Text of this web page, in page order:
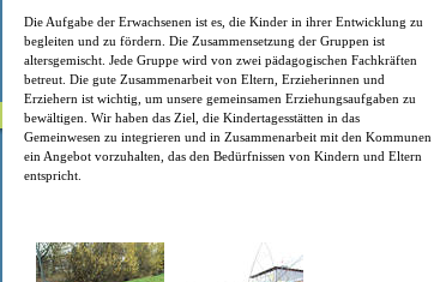
Die Aufgabe der Erwachsenen ist es, die Kinder in ihrer Entwicklung zu
begleiten und zu fördern. Die Zusammensetzung der Gruppen ist
altersgemischt. Jede Gruppe wird von zwei pädagogischen Fachkräften
betreut. Die gute Zusammenarbeit von Eltern, Erzieherinnen und
Erziehern ist wichtig, um unsere gemeinsamen Erziehungsaufgaben zu
bewältigen. Wir haben das Ziel, die Kindertagesstätten in das
Gemeinwesen zu integrieren und in Zusammenarbeit mit den Kommunen
ein Angebot vorzuhalten, das den Bedürfnissen von Kindern und Eltern
entspricht.